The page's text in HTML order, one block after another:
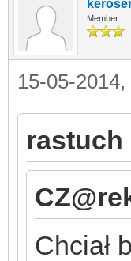
Member
15-05-
rastuch
Chciał